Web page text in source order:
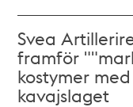
Svea
framför
kostymer
kavajslaget